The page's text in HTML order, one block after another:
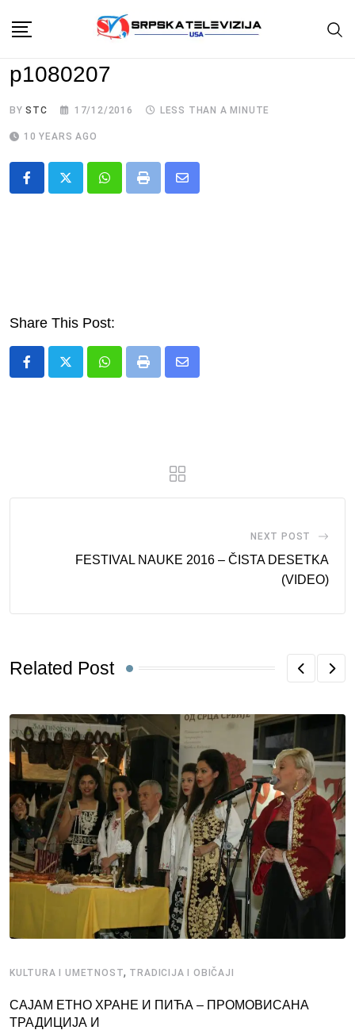
content
p1080207
BYSTC 17/12/2016 LESS THAN A MINUTE
10 YEARS AGO
Whatsapp
Print
Share
Share This Post:
Whatsapp
Print
Share
NEXT POST
FESTIVAL NAUKE 2016 – ČISTA DESETKA
(VIDEO)
Related Post
KULTURA I UMETNOST, TRADICIJA I OBIČAJI
САЈАМ ЕТНО ХРАНЕ И ПИЋА – ПРОМОВИСАНА
ТРАДИЦИЈА И